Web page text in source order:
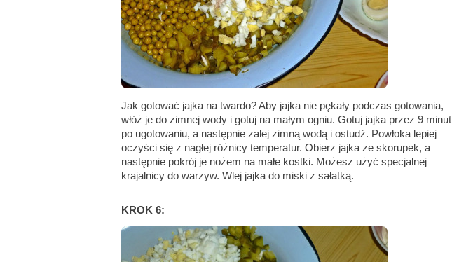
Jak gotować jajka na twardo? Aby jajka nie pękały podczas gotowania,
włóż je do zimnej wody i gotuj na małym ogniu. Gotuj jajka przez 9 minut
po ugotowaniu, a następnie zalej zimną wodą i ostudź. Powłoka lepiej
oczyści się z nagłej różnicy temperatur. Obierz jajka ze skorupek, a
następnie pokrój je nożem na małe kostki. Możesz użyć specjalnej
krajalnicy do warzyw. Wlej jajka do miski z sałatką.
KROK 6: